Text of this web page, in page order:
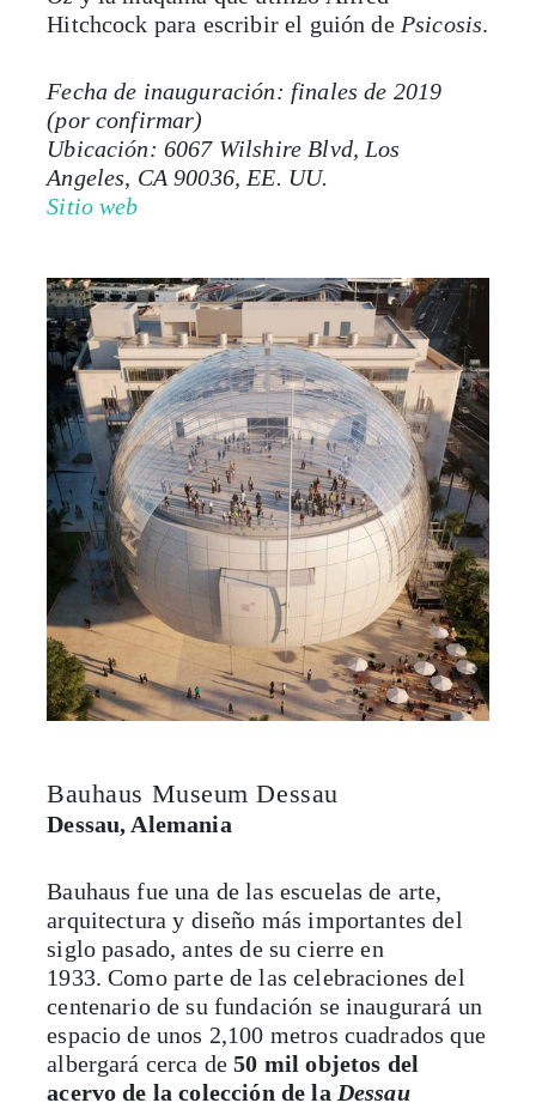
Fecha de inauguración: finales de 2019
Ubicación: 6067 Wilshire Blvd, Los
Angeles, CA 90036, EE. UU.
Sitio web
Bauhaus fue una de las escuelas de arte,
siglo pasado, antes de su cierre en
1933. Como parte de las celebraciones del
centenario de su fundación se inaugurará un
espacio de unos 2,100 metros cuadrados que
albergará cerca de50 mil objetos del
acervo de la colección de laDessau
Foundation;la cual es una de las más
importantes del mundo.